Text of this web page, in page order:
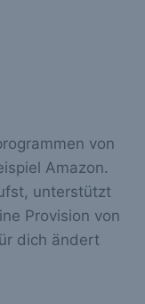
von
Amazon.
unterstützt
Provision von
dich ändert